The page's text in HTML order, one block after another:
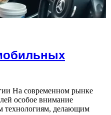
На современном рынке
особое внимание
технологиям, делающим